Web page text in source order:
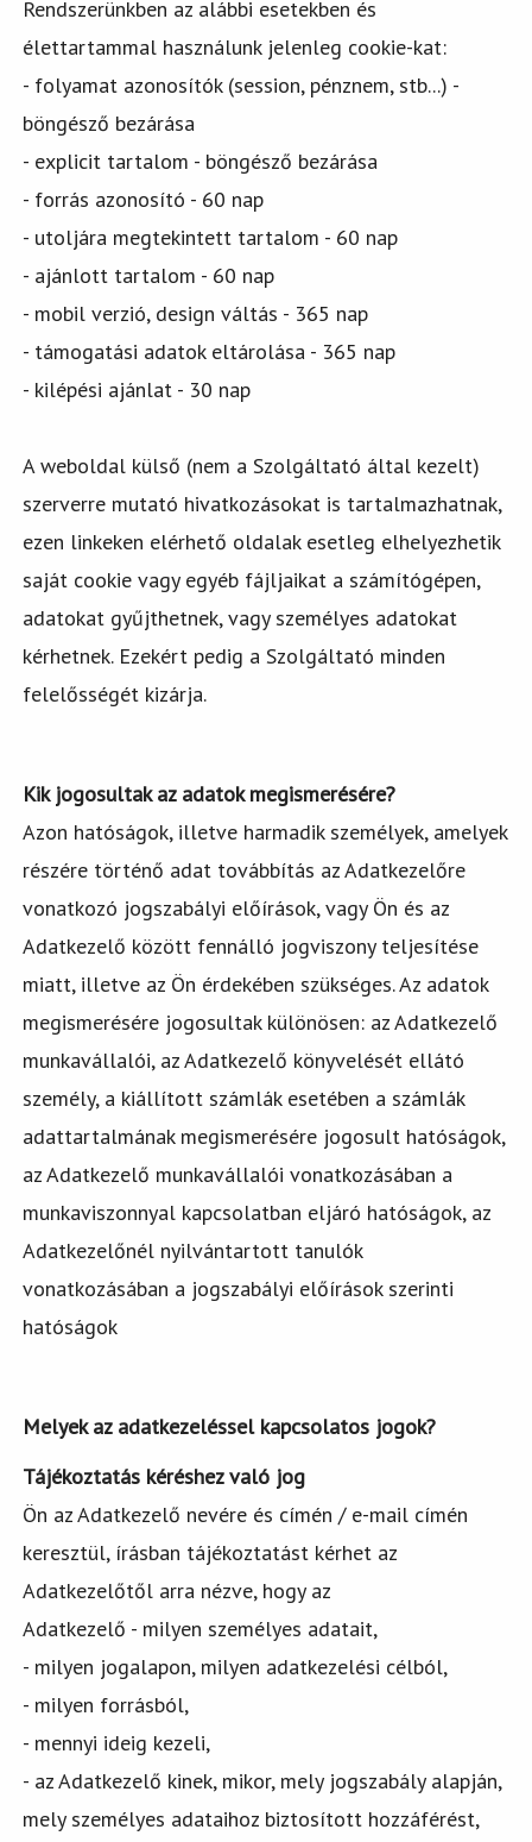
Rendszerünkben az alábbi esetekben és
élettartammal használunk jelenleg cookie-kat:
- folyamat azonosítók (session, pénznem, stb...) -
böngésző bezárása
- explicit tartalom - böngésző bezárása
- forrás azonosító - 60 nap
- utoljára megtekintett tartalom - 60 nap
- ajánlott tartalom - 60 nap
- mobil verzió, design váltás - 365 nap
- támogatási adatok eltárolása - 365 nap
- kilépési ajánlat - 30 nap
A weboldal külső (nem a Szolgáltató által kezelt)
szerverre mutató hivatkozásokat is tartalmazhatnak,
ezen linkeken elérhető oldalak esetleg elhelyezhetik
saját cookie vagy egyéb fájljaikat a számítógépen,
adatokat gyűjthetnek, vagy személyes adatokat
kérhetnek. Ezekért pedig a Szolgáltató minden
felelősségét kizárja.
Kik jogosultak az adatok megismerésére?
Azon hatóságok, illetve harmadik személyek, amelyek
részére történő adat továbbítás az Adatkezelőre
vonatkozó jogszabályi előírások, vagy Ön és az
Adatkezelő között fennálló jogviszony teljesítése
miatt, illetve az Ön érdekében szükséges. Az adatok
megismerésére jogosultak különösen: az Adatkezelő
munkavállalói, az Adatkezelő könyvelését ellátó
személy, a kiállított számlák esetében a számlák
adattartalmának megismerésére jogosult hatóságok,
az Adatkezelő munkavállalói vonatkozásában a
munkaviszonnyal kapcsolatban eljáró hatóságok, az
Adatkezelőnél nyilvántartott tanulók
vonatkozásában a jogszabályi előírások szerinti
hatóságok
Melyek az adatkezeléssel kapcsolatos jogok?
Tájékoztatás kéréshez való jog
Ön az Adatkezelő nevére és címén / e-mail címén
keresztül, írásban tájékoztatást kérhet az
Adatkezelőtől arra nézve, hogy az
Adatkezelő - milyen személyes adatait,
- milyen jogalapon, milyen adatkezelési célból,
- milyen forrásból,
- mennyi ideig kezeli,
- az Adatkezelő kinek, mikor, mely jogszabály alapján,
mely személyes adataihoz biztosított hozzáférést,